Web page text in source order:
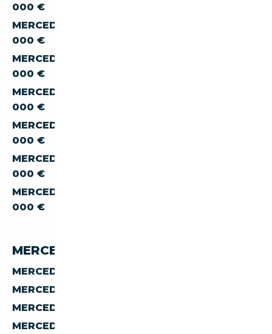
000 €
MERCEDES-BENZ SL SL-380 À MOINS DE 100
000 €
MERCEDES-BENZ SL SL-380 À MOINS DE 150
000 €
MERCEDES-BENZ SL SL-380 À MOINS DE 200
000 €
MERCEDES-BENZ SL SL-380 À MOINS DE 300
000 €
MERCEDES-BENZ SL SL-380 À MOINS DE 400
000 €
MERCEDES-BENZ SL SL-380 À MOINS DE 500
000 €
MERCEDES-BENZ SL 380 PAR PAYS
MERCEDES-BENZ SL SL-380 D'ALLEMAGNE
MERCEDES-BENZ SL SL-380 D'AUTRICHE
MERCEDES-BENZ SL SL-380 D'ESPAGNE
MERCEDES-BENZ SL SL-380 D'ITALIE